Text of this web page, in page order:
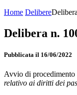
Home Delibere
Delibera n.
Pubblicata il 16/06/2022
Avvio di procedimento
relativo ai diritti dei